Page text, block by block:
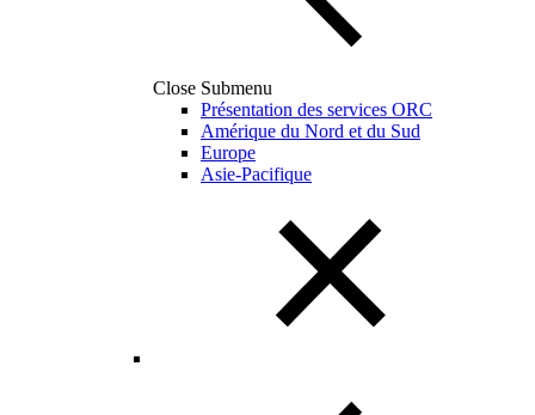
Close Submenu
Présentation des services ORC
Amérique du Nord et du Sud
Europe
Asie-Pacifique